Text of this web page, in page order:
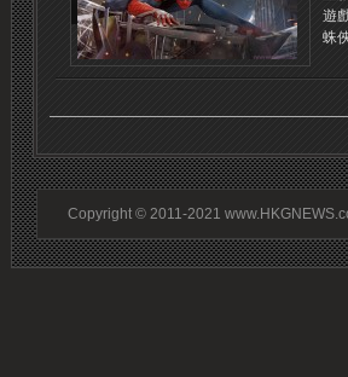
遊
蛛
Copyright © 2011-2021